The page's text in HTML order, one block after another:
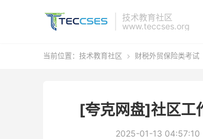
技术教育社区
www.teccses.org
当前位置： 技术教育社区  财税外贸保险类考试
[夸克网盘]社区工
2025-01-13 04:57:10